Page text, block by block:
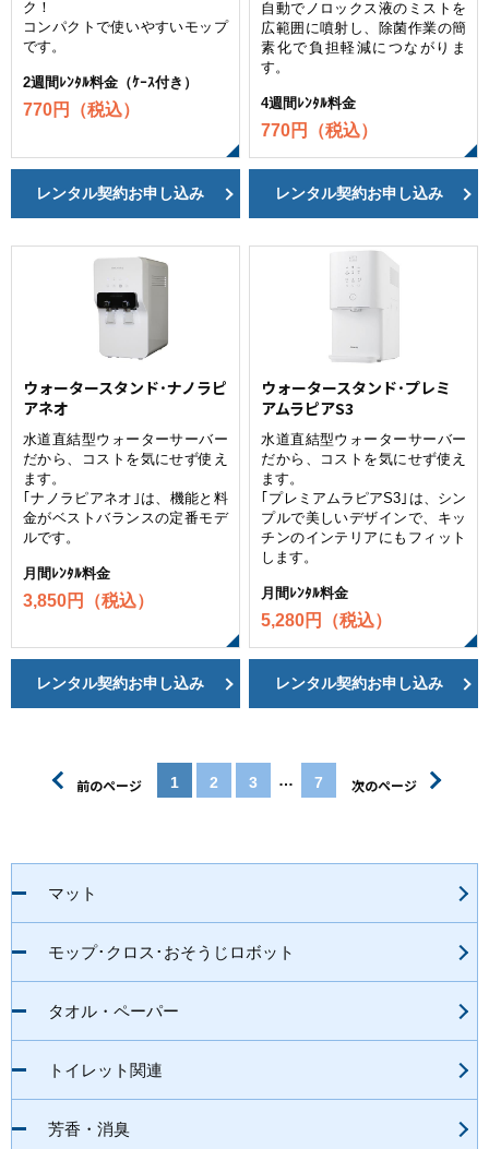
ク！
コンパクトで使いやすいモップ
です。
2週間ﾚﾝﾀﾙ料金（ｹｰｽ付き）
770円（税込）
レンタル契約お申し込み
自動でノロックス液のミストを
広範囲に噴射し、除菌作業の簡
素化で負担軽減につながりま
す。
4週間ﾚﾝﾀﾙ料金
770円（税込）
レンタル契約お申し込み
ウォータースタンド･ナノラピ
アネオ
水道直結型ウォーターサーバー
だから、コストを気にせず使え
ます。
｢ナノラピアネオ｣は、機能と料
金がベストバランスの定番モデ
ルです。
月間ﾚﾝﾀﾙ料金
3,850円（税込）
レンタル契約お申し込み
ウォータースタンド･プレミ
アムラピアS3
水道直結型ウォーターサーバー
だから、コストを気にせず使え
ます。
｢プレミアムラピアS3｣は、シン
プルで美しいデザインで、キッ
チンのインテリアにもフィット
します。
月間ﾚﾝﾀﾙ料金
5,280円（税込）
レンタル契約お申し込み
前のページ 1 2 3 … 7 次のページ
マット
モップ･クロス･おそうじロボット
タオル・ペーパー
トイレット関連
芳香・消臭